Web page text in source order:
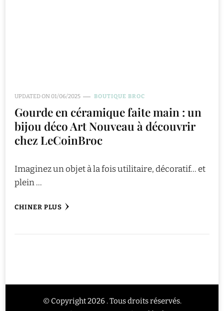
UPDATED ON 01/06/2025 BOUTIQUE BROC
Gourde en céramique faite main : un
bijou déco Art Nouveau à découvrir
chez LeCoinBroc
Imaginez un objet à la fois utilitaire, décoratif… et
plein …
CHINER PLUS
© Copyright 2026 . Tous droits réservés.